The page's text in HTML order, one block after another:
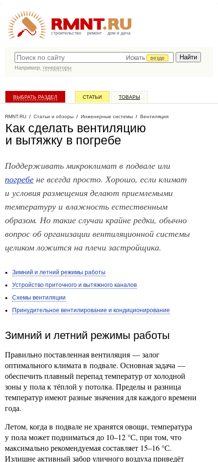
строительство ремонт дом и дача
Искать
везде
Например, генераторы
ВЫБРАТЬ РАЗДЕЛ СТАТЬИ ТОВАРЫ
RMNT.RU / Статьи и обзоры / Инженерные системы / Вентиляция
Как сделать вентиляцию
и вытяжку в погребе
Поддерживать микроклимат в подвале или
погребе не всегда просто. Хорошо, если климат
и условия размещения делают приемлемыми
температуру и влажность естественным
образом. Но такие случаи крайне редки, обычно
вопрос об организации вентиляционной системы
целиком ложится на плечи застройщика.
Зимний и летний режимы работы
Устройство приточного и вытяжного каналов
Схемы вентиляции
Принудительное вентилирование и кондиционирование
Зимний и летний режимы работы
Правильно поставленная вентиляция — залог
оптимального климата в подвале. Основная задача —
обеспечить плавный перепад температур от холодной
зоны у пола к тёплой у потолка. Пределы и разница
температур имеют разные значения для каждого времени
года.
Летом, когда в подвале не хранятся овощи, температура
у пола может подниматься до 10–12 °С, при том, что
максимально рекомендуемая составляет 15–16 °С.
Излишне активный забор уличного воздуха приведёт